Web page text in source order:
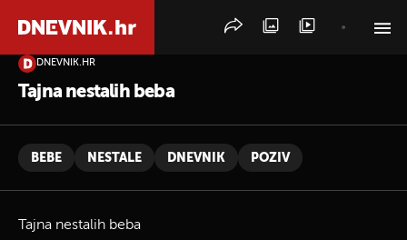
DNEVNIK.HR
Tajna nestalih beba
BEBE NESTALE DNEVNIK POZIV
Tajna nestalih beba
PRETRAŽITE VIJESTI